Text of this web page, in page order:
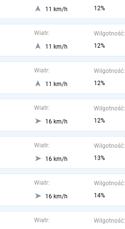
11 km/h
12%
Wiatr:
11 km/h
Wilgotność:
12%
Wiatr:
11 km/h
Wilgotność:
12%
Wiatr:
16 km/h
Wilgotność:
12%
Wiatr:
16 km/h
Wilgotność:
13%
Wiatr:
16 km/h
Wilgotność:
14%
Wiatr:
Wilgotność: